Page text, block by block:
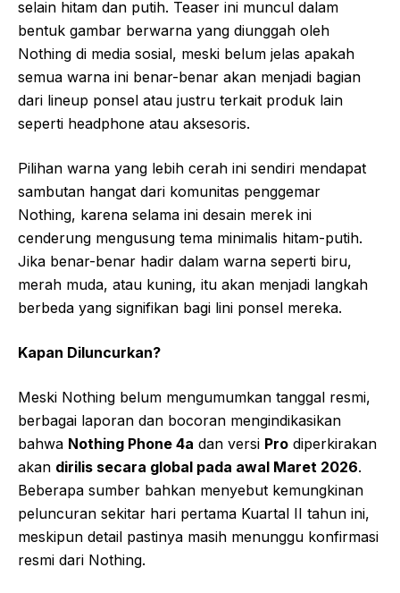
selain hitam dan putih. Teaser ini muncul dalam
bentuk gambar berwarna yang diunggah oleh
Nothing di media sosial, meski belum jelas apakah
semua warna ini benar-benar akan menjadi bagian
dari lineup ponsel atau justru terkait produk lain
seperti headphone atau aksesoris.
Pilihan warna yang lebih cerah ini sendiri mendapat
sambutan hangat dari komunitas penggemar
Nothing, karena selama ini desain merek ini
cenderung mengusung tema minimalis hitam-putih.
Jika benar-benar hadir dalam warna seperti biru,
merah muda, atau kuning, itu akan menjadi langkah
berbeda yang signifikan bagi lini ponsel mereka.
Kapan Diluncurkan?
Meski Nothing belum mengumumkan tanggal resmi,
berbagai laporan dan bocoran mengindikasikan
bahwa Nothing Phone 4a dan versi Pro diperkirakan
akan dirilis secara global pada awal Maret 2026.
Beberapa sumber bahkan menyebut kemungkinan
peluncuran sekitar hari pertama Kuartal II tahun ini,
meskipun detail pastinya masih menunggu konfirmasi
resmi dari Nothing.